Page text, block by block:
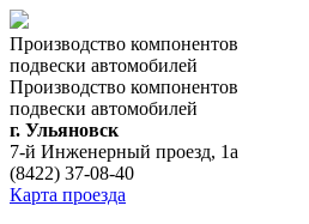
Производство компонентов
подвески автомобилей
Производство компонентов
подвески автомобилей
г. Ульяновск
7-й Инженерный проезд, 1а
(8422) 37-08-40
Карта проезда